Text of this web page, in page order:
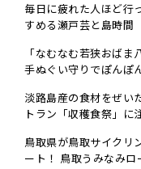
毎日に疲れた人ほど行
すめる瀬戸芸と島時間
「なむなむ若狭おばま
手ぬぐい守りでぽんぽ
淡路島産の食材をぜい
トラン「収穫食祭」に
鳥取県が鳥取サイクリ
ート！ 鳥取うみなみロ